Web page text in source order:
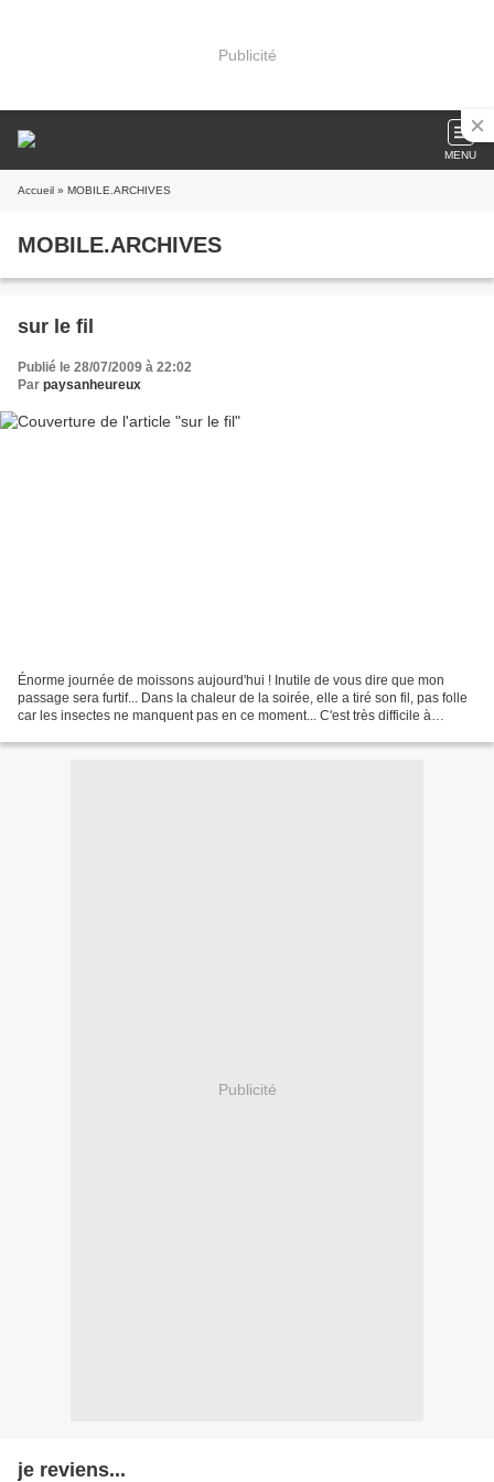
Publicité
MENU
Accueil » MOBILE.ARCHIVES
MOBILE.ARCHIVES
sur le fil
Publié le 28/07/2009 à 22:02
Par paysanheureux
Énorme journée de moissons aujourd'hui ! Inutile de vous dire que mon
passage sera furtif... Dans la chaleur de la soirée, elle a tiré son fil, pas folle
car les insectes ne manquent pas en ce moment... C'est très difficile à
Publicité
je reviens...